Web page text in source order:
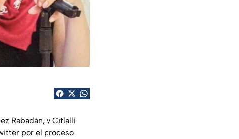
Rabadán, y Citlalli
por el proceso